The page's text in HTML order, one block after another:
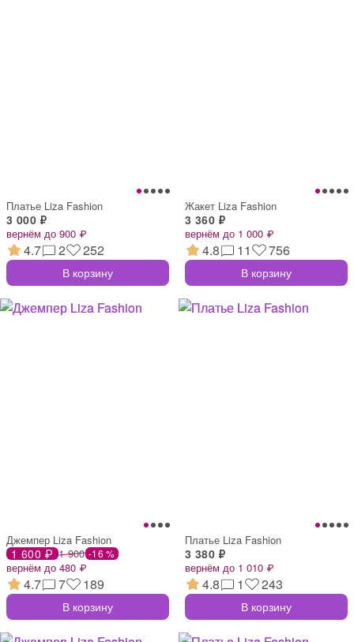
Платье Liza Fashion
3 000 ₽
вернём до 900 ₽
4.7 2 252
В корзину
Жакет Liza Fashion
3 360 ₽
вернём до 1 000 ₽
4.8 11 756
В корзину
Джемпер Liza Fashion
1 600 ₽ 1 900 -16 %
вернём до 480 ₽
4.7 7 189
В корзину
Платье Liza Fashion
3 380 ₽
вернём до 1 010 ₽
4.8 1 243
В корзину